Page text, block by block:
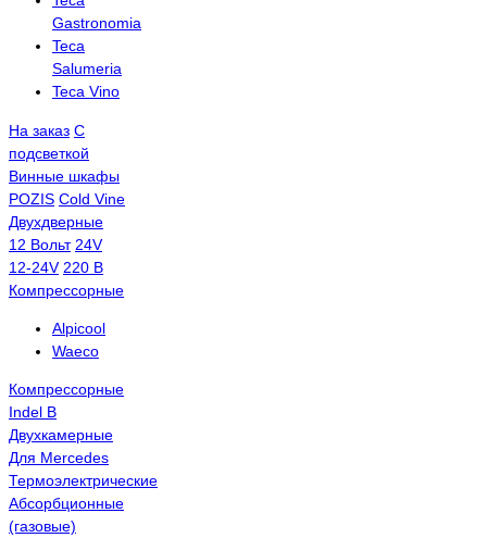
Gastronomia
Teca
Salumeria
Teca Vino
На заказ С
подсветкой
Винные шкафы
POZIS Сold Vine
Двухдверные
12 Вольт 24V
12-24V 220 В
Компрессорные
Alpicool
Waeco
Компрессорные
Indel B
Двухкамерные
Для Mercedes
Термоэлектрические
Абсорбционные
(газовые)